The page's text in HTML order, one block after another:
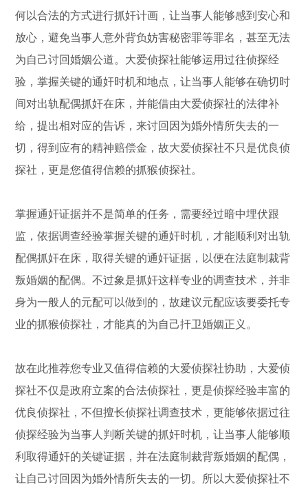
何以合法的方式进行抓奸计画，让当事人能够感到安心和
放心，避免当事人意外背负妨害秘密罪等罪名，甚至无法
为自己讨回婚姻公道。大爱侦探社能够运用过往侦探经
验，掌握关键的通奸时机和地点，让当事人能够在确切时
间对出轨配偶抓奸在床，并能借由大爱侦探社的法律补
给，提出相对应的告诉，来讨回因为婚外情所失去的一
切，得到应有的精神赔偿金，故大爱侦探社不只是优良侦
探社，更是您值得信赖的抓猴侦探社。
掌握通奸证据并不是简单的任务，需要经过暗中埋伏跟
监，依据调查经验掌握关键的通奸时机，才能顺利对出轨
配偶抓奸在床，取得关键的通奸证据，以便在法庭制裁背
叛婚姻的配偶。不过象是抓奸这样专业的调查技术，并非
身为一般人的元配可以做到的，故建议元配应该要委托专
业的抓猴侦探社，才能真的为自己扞卫婚姻正义。
故在此推荐您专业又值得信赖的大爱侦探社协助，大爱侦
探社不仅是政府立案的合法侦探社，更是侦探经验丰富的
优良侦探社，不但擅长侦探社调查技术，更能够依据过往
侦探经验为当事人判断关键的抓奸时机，让当事人能够顺
利取得通奸的关键证据，并在法庭制裁背叛婚姻的配偶，
让自己讨回因为婚外情所失去的一切。所以大爱侦探社不